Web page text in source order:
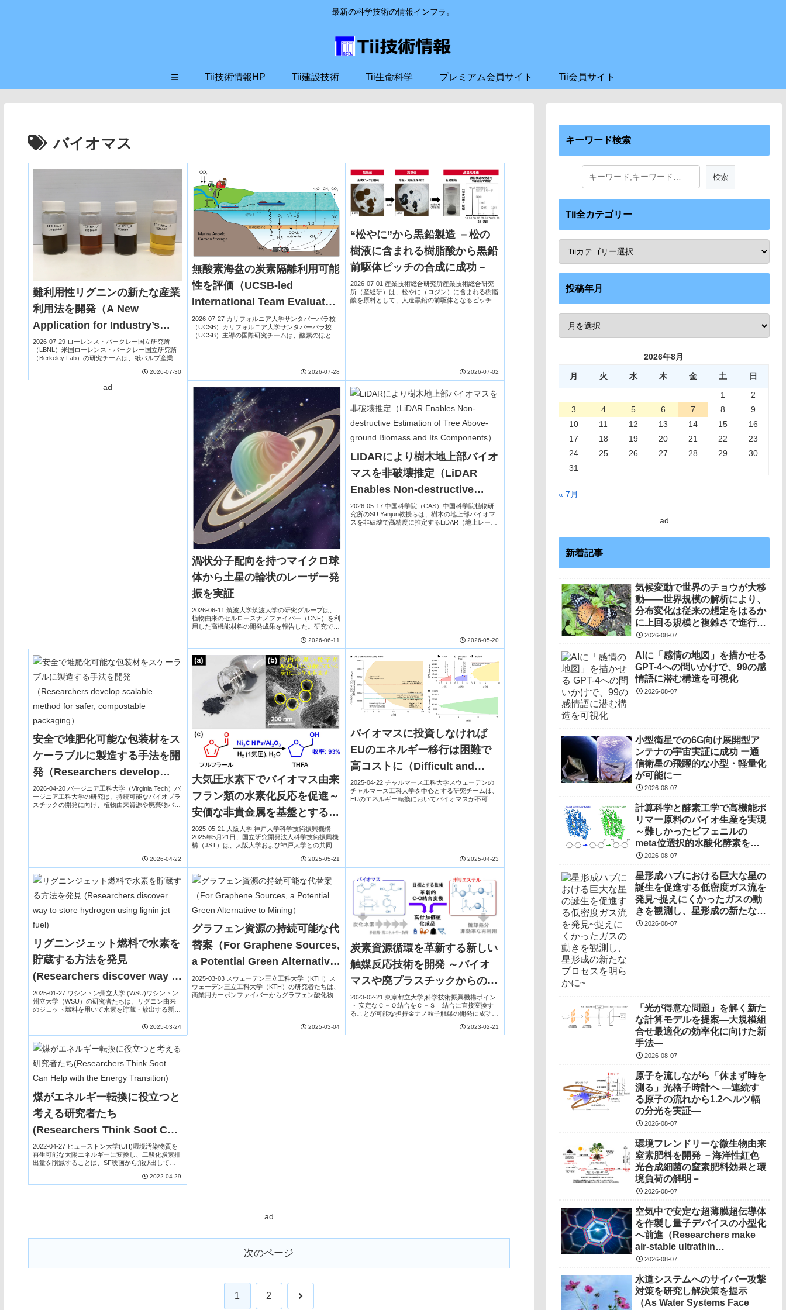
最新の科学技術の情報インフラ。
≡ Tii技術情報HP Tii建設技術 Tii生命科学 プレミアム会員サイト Tii会員サイト
バイオマス
難利用性リグニンの新たな産業
利用法を開発（A New
Application for Industry’s
Toughest Lignin）
2026-07-29 ローレンス・バークレー国立研究所
（LBNL）米国ローレンス・バークレー国立研究所
（Berkeley Lab）の研究チームは、紙パルプ産業で
ニン」の新たな利用法を開発した。ク... 2026-07-30
無酸素海盆の炭素隔離利用可能
性を評価（UCSB-led
International Team Evaluates
Anoxic Marine Basins as
Potential Sites for Carbon
2026-07-27 カリフォルニア大学サンタバーバラ校
（UCSB）カリフォルニア大学サンタバーバラ校
（UCSB）主導の国際研究チームは、酸素のほとん
2026-07-28
“松やに”から黒鉛製造 －松の
樹液に含まれる樹脂酸から黒鉛
前駆体ピッチの合成に成功－
2026-07-01 産業技術総合研究所産業技術総合研究
所（産総研）は、松やに（ロジン）に含まれる樹脂
酸を原料として、人造黒鉛の前駆体となるピッチを
2026-07-02
ad
渦状分子配向を持つマイクロ球
体から土星の輪状のレーザー発
振を実証
2026-06-11 筑波大学筑波大学の研究グループは、
植物由来のセルロースナノファイバー（CNF）を利
用した高機能材料の開発成果を報告した。研究で
とで、従来材料よりも優れた機械特性や機能性を...
2026-06-11
LiDARにより樹木地上部バイオ
マスを非破壊推定（LiDAR
Enables Non-destructive
Estimation of Tree Above-
ground Biomass and Its
2026-05-17 中国科学院（CAS）中国科学院植物研
究所のSU Yanjun教授らは、樹木の地上部バイオマ
スを非破壊で高精度に推定するLiDAR（地上レーザ
2026-05-20
安全で堆肥化可能な包装材をス
ケーラブルに製造する手法を開
発（Researchers develop
scalable method for safer,
compostable packaging）
2026-04-20 バージニア工科大学（Virginia Tech）バ
ージニア工科大学の研究は、持続可能なバイオプラ
スチックの開発に向け、植物由来資源や廃棄物バイ
2026-04-22
大気圧水素下でバイオマス由来
フラン類の水素化反応を促進～
安価な非貴金属を基盤とする高
機能性触媒を開発～
2025-05-21 大阪大学,神戸大学科学技術振興機構
2025年5月21日、国立研究開発法人科学技術振興機
構（JST）は、大阪大学および神戸大学との共同研
下で効率的に水素化する非貴金属ナノ粒子...2025-05-21
バイオマスに投資しなければ
EUのエネルギー移行は困難で
高コストに（Difficult and
costly energy transition
unless the EU invests in
2025-04-22 チャルマース工科大学スウェーデンの
チャルマース工科大学を中心とする研究チームは、
EUのエネルギー転換においてバイオマスが不可欠
2025-04-23
リグニンジェット燃料で水素を
貯蔵する方法を発見
(Researchers discover way to
store hydrogen using lignin
jet fuel)
2025-01-27 ワシントン州立大学 (WSU)​ワシントン
州立大学（WSU）の研究者たちは、リグニン由来
のジェット燃料を用いて水素を貯蔵・放出する新し
航空燃料における高密度な水素貯蔵を可...2025-03-24
グラフェン資源の持続可能な代
替案（For Graphene Sources,
a Potential Green Alternative
to Mining）
2025-03-03 スウェーデン王立工科大学（KTH）​ス
ウェーデン王立工科大学（KTH）の研究者たちは、
商業用カーボンファイバーからグラフェン酸化物
2025-03-04
炭素資源循環を革新する新しい
触媒反応技術を開発 ～バイオ
マスや廃プラスチックからの高
機能化成品製造に期待～
2023-02-21 東京都立大学,科学技術振興機構ポイン
ト 安定なＣ－Ｏ結合をＣ－Ｓｉ結合に直接変換す
ることが可能な担持金ナノ粒子触媒の開発に成功し
い有機ケイ素化合物へと効率よく変換できる。 ...
2023-02-21
煤がエネルギー転換に役立つと
考える研究者たち
(Researchers Think Soot Can
Help with the Energy
Transition)
2022-04-27 ヒューストン大学(UH)環境汚染物質を
再生可能な太陽エネルギーに変換し、二酸化炭素排
出量を削減することは、SF映画から飛び出してき
メキシコのミチョアカン州文化交流大学の研究...
2022-04-29
ad
次のページ
1 2 次
キーワード検索
Tii全カテゴリー
投稿年月
2026年8月
月 火 水 木 金 土
日
1
2
3
4 5 6 7 8
9
10
11 12 13 14 15
16
17
18 19 20 21 22
23
24
25 26 27 28 29
30
31
« 7月
ad
新着記事
気候変動で世界のチョウが大移
動――世界規模の解析により、
分布変化は従来の想定をはるか
に上回る規模と複雑さで進行し
ていることを解明――
2026-08-07
AIに「感情の地図」を描かせる
GPT-4への問いかけで、99の感
情語に潜む構造を可視化
2026-08-07
小型衛星での6G向け展開型ア
ンテナの宇宙実証に成功 ー通
信衛星の飛躍的な小型・軽量化
が可能にー
2026-08-07
計算科学と酵素工学で高機能ポ
リマー原料のバイオ生産を実現
～難しかったビフェニルの
meta位選択的水酸化酵素を開
発～2026-08-07
星形成ハブにおける巨大な星の
誕生を促進する低密度ガス流を
発見~捉えにくかったガスの動
きを観測し、星形成の新たなプ
ロセスを明らかに~
2026-08-07
「光が得意な問題」を解く新た
な計算モデルを提案―大規模組
合せ最適化の効率化に向けた新
手法―
2026-08-07
原子を流しながら「休まず時を
測る」光格子時計へ ―連続す
る原子の流れから1.2ヘルツ幅
の分光を実証―
2026-08-07
環境フレンドリーな微生物由来
窒素肥料を開発 －海洋性紅色
光合成細菌の窒素肥料効果と環
境負荷の解明－
2026-08-07
空気中で安定な超薄膜超伝導体
を作製し量子デバイスの小型化
へ前進（Researchers make
air-stable ultrathin
superconductors more
devices）
2026-08-07
水道システムへのサイバー攻撃
対策を研究し解決策を提示
（As Water Systems Face